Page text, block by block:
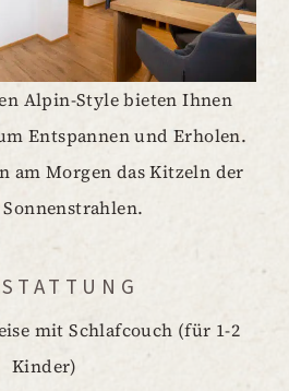
Alpin-Style bieten Ihnen
Entspannen und Erholen.
am Morgen das Kitzeln der
mit Schlafcouch (für 1-2
Kinder)